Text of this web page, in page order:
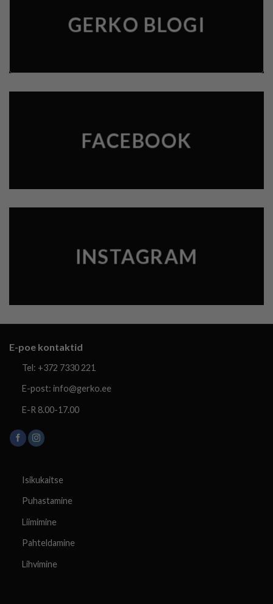
GERKO BLOGI
FACEBOOK
INSTAGRAM
E-poe kontaktid
Tel: +372 7330 221
E-post: info@gerko.ee
E-R 8.00-17.00
Isikukaitse
Puhastamine
Liimimine
Pahteldamine
Lihvimine